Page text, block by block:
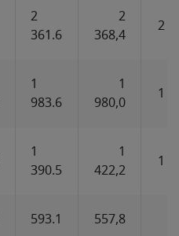
2
361.6
2
368,4
2
1
983.6
1
980,0
1
1
390.5
1
422,2
1
593.1 557,8